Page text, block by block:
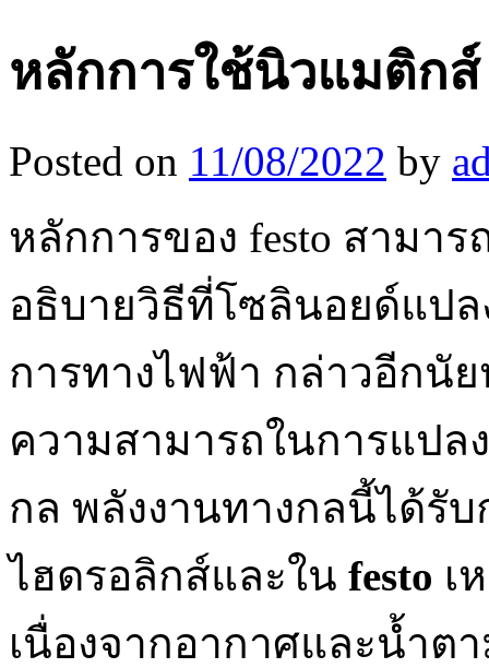
หลักการใช้นิวแมติกส์
Posted on 11/08/2022 by
หลักการของ festo สามาร
อธิบายวิธีที่โซลินอยด์แปล
การทางไฟฟ้า กล่าวอีกนั
ความสามารถในการแปล
กล พลังงานทางกลนี้ได้รั
ไฮดรอลิกส์และใน festo เ
เนื่องจากอากาศและน้ำต